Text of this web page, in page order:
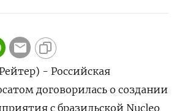
- Российская
договорилась о создании
с бразильской Nucleo